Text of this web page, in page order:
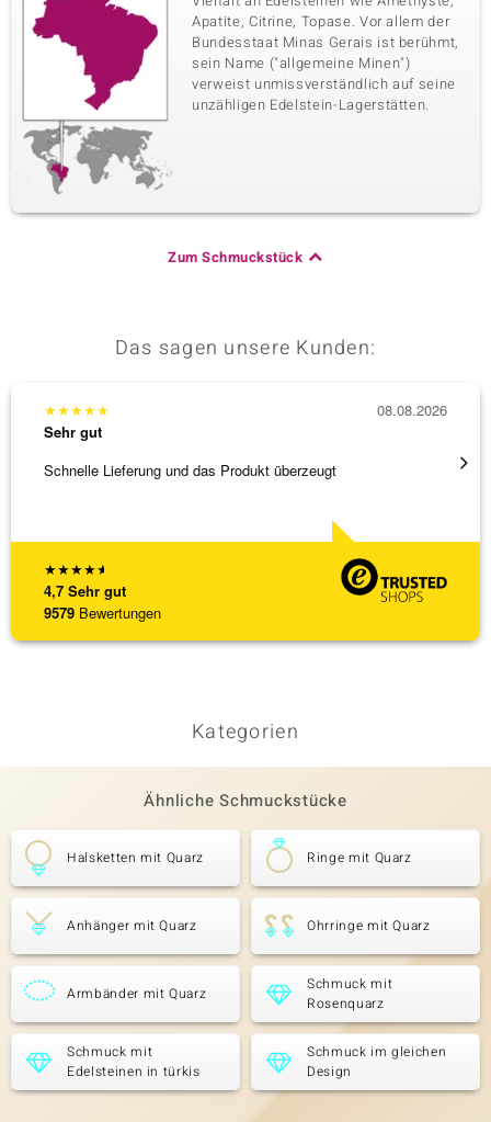
7,798 ct Bead rund
Herkunft
Apatite, Citrine, Topase. Vor allem der
Bundesstaat Minas Gerais ist berühmt,
sein Name ("allgemeine Minen")
verweist unmissverständlich auf seine
unzähligen Edelstein-Lagerstätten.
Zum Schmuckstück
Das sagen unsere Kunden:
★★★★★
4,7 Sehr gut
9579 Bewertungen
★★★★★
Sehr gut
Schnelle Lieferung und das Produkt überzeugt
08.08.2026
Kategorien
Ähnliche Schmuckstücke
Halsketten mit Quarz Ringe mit Quarz
Anhänger mit Quarz Ohrringe mit Quarz
Armbänder mit Quarz
Schmuck mit
Rosenquarz
Schmuck mit
Edelsteinen in türkis
Schmuck im gleichen
Design